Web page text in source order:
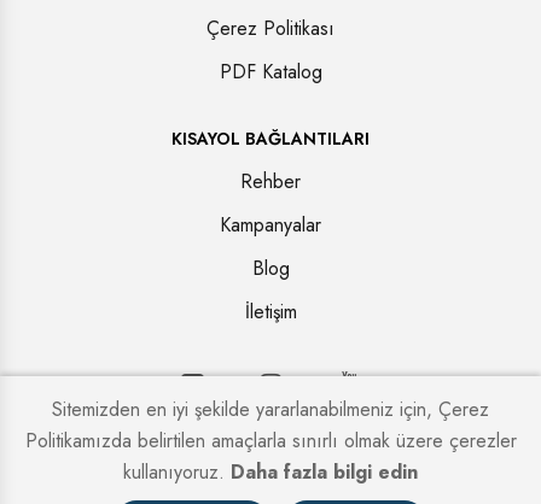
Çerez Politikası
PDF Katalog
KISAYOL BAĞLANTILARI
Rehber
Kampanyalar
Blog
İletişim
Copyright © 2026. Tüm hakları saklıdır.Kapi Firmaları
Sitemizden en iyi şekilde yararlanabilmeniz için, Çerez
Politikamızda belirtilen amaçlarla sınırlı olmak üzere çerezler
kullanıyoruz. Daha fazla bilgi edin